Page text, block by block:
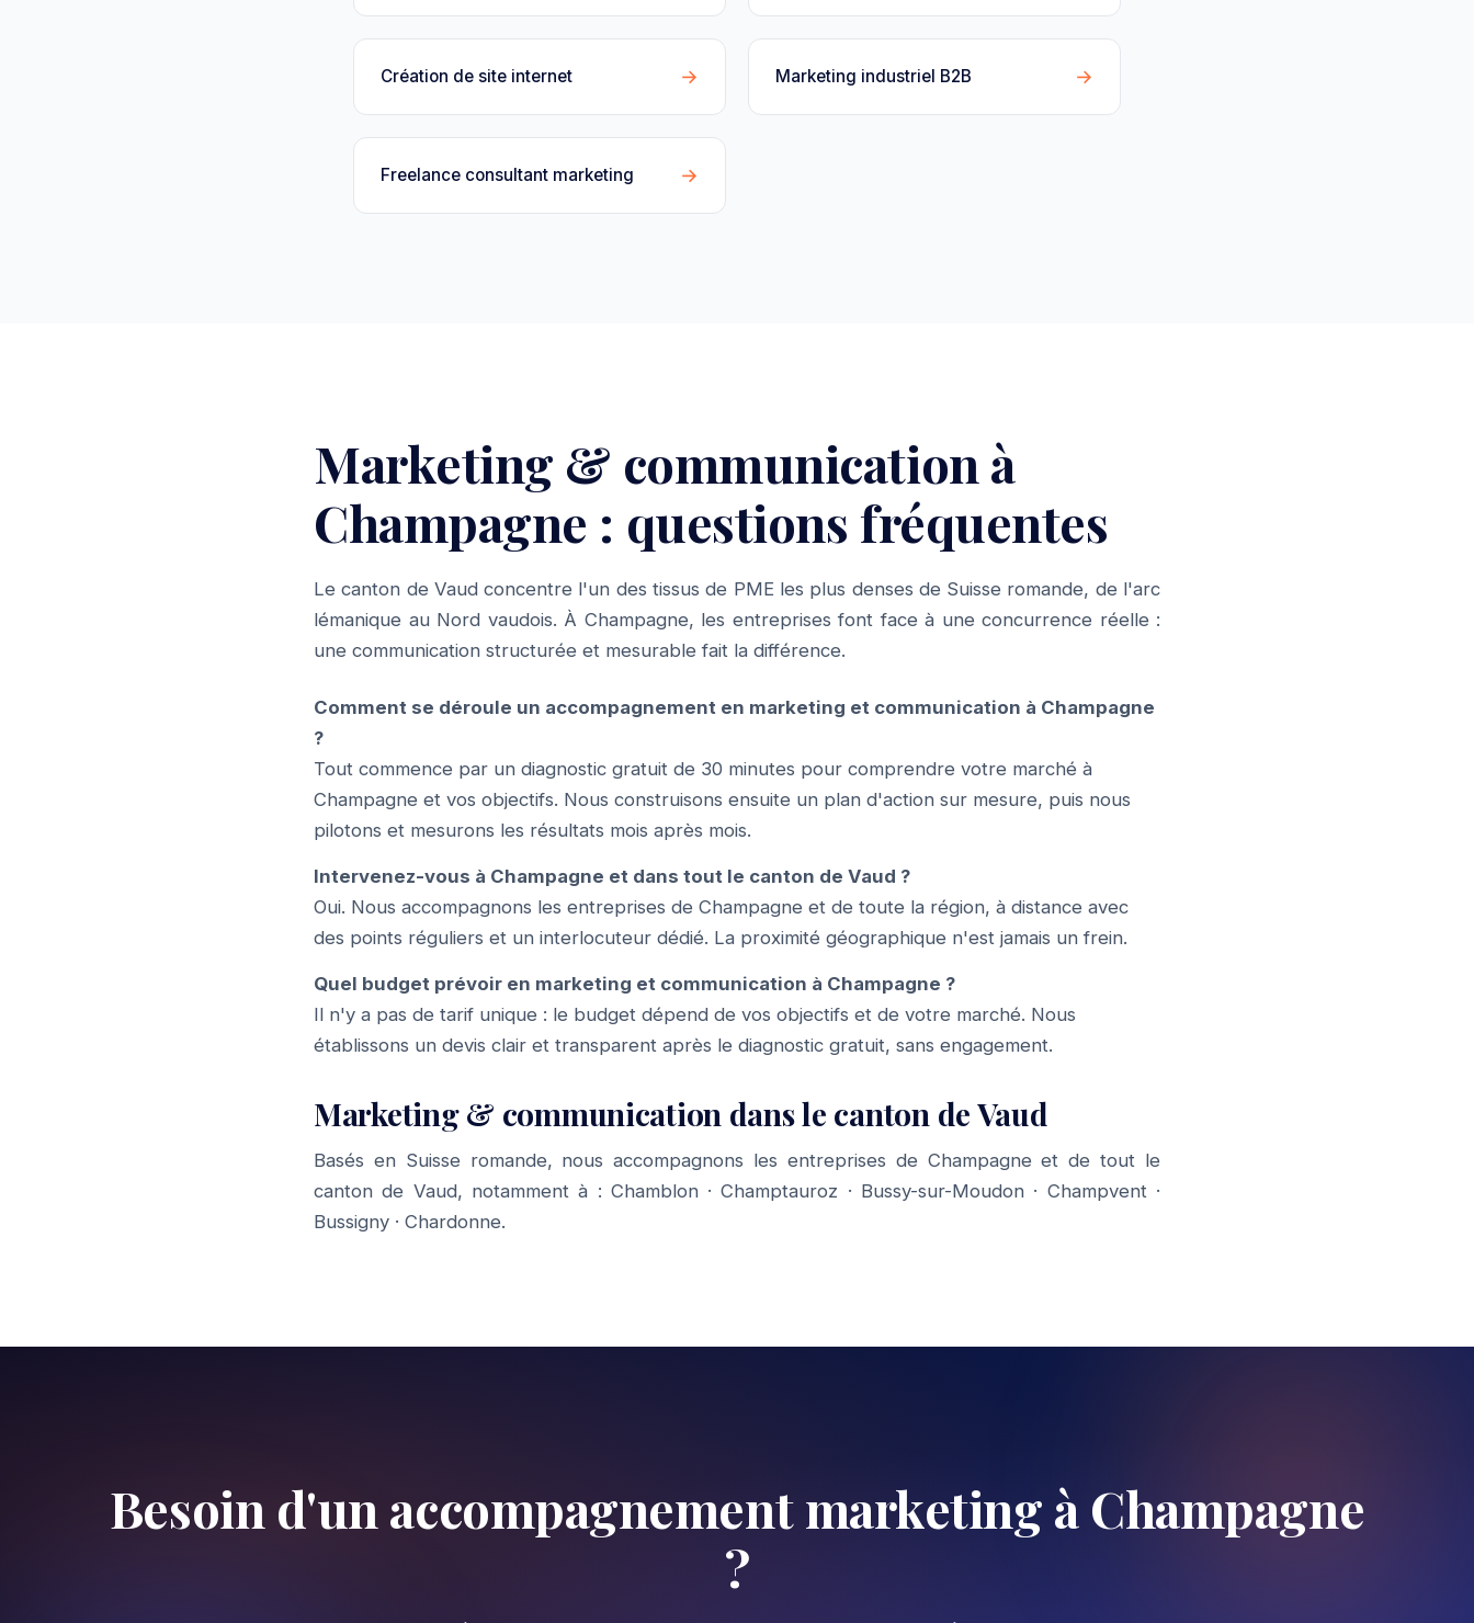
Création de site internet → Marketing industriel B2B →
Freelance consultant marketing →
Marketing & communication à
Champagne : questions fréquentes
Le canton de Vaud concentre l'un des tissus de PME les plus denses de Suisse romande, de l'arc
lémanique au Nord vaudois. À Champagne, les entreprises font face à une concurrence réelle :
une communication structurée et mesurable fait la différence.
Comment se déroule un accompagnement en marketing et communication à Champagne
?
Tout commence par un diagnostic gratuit de 30 minutes pour comprendre votre marché à
Champagne et vos objectifs. Nous construisons ensuite un plan d'action sur mesure, puis nous
pilotons et mesurons les résultats mois après mois.
Intervenez-vous à Champagne et dans tout le canton de Vaud ?
Oui. Nous accompagnons les entreprises de Champagne et de toute la région, à distance avec
des points réguliers et un interlocuteur dédié. La proximité géographique n'est jamais un frein.
Quel budget prévoir en marketing et communication à Champagne ?
Il n'y a pas de tarif unique : le budget dépend de vos objectifs et de votre marché. Nous
établissons un devis clair et transparent après le diagnostic gratuit, sans engagement.
Marketing & communication dans le canton de Vaud
Basés en Suisse romande, nous accompagnons les entreprises de Champagne et de tout le
canton de Vaud, notamment à : Chamblon·Champtauroz · Bussy-sur-Moudon · Champvent·
Bussigny · Chardonne.
Besoin d'un accompagnement marketing à Champagne
?